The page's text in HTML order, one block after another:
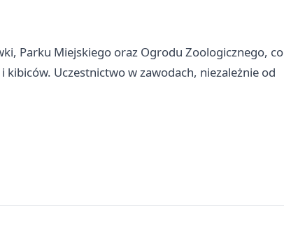
Parku Miejskiego oraz Ogrodu Zoologicznego, co
Uczestnictwo w zawodach, niezależnie od